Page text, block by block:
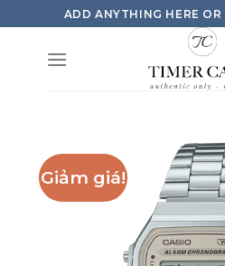
to
content
ADD ANYTHING HERE
Giảm giá!